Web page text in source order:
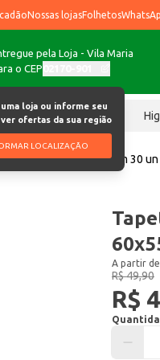
Nossas lojasFolhetos
pela Loja - Vila Maria
o CEP
uma loja ou informe seu
ver ofertas da sua região
LOCALIZAÇÃO
Chocolates
Cães Tapet 60x55cm 30 un
A partir
R$ 49,90
R$